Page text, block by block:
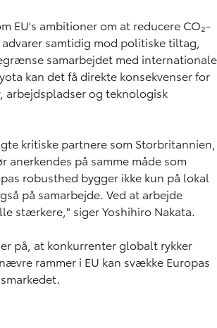
EU's ambitioner om at reducere CO₂-
samtidig mod politiske tiltag,
samarbejdet med internationale
kan det få direkte konsekvenser for
arbejdspladser og teknologisk
kritiske partnere som Storbritannien,
anerkendes på samme måde som
robusthed bygger ikke kun på lokal
på samarbejde. Ved at arbejde
stærkere," siger Yoshihiro Nakata.
på, at konkurrenter globalt rykker
rammer i EU kan svække Europas